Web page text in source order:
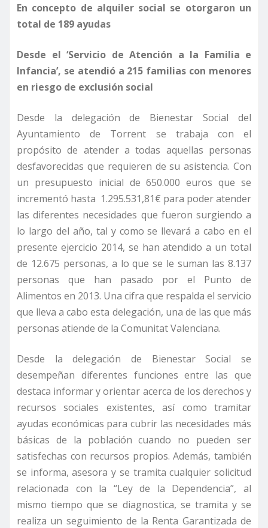
En concepto de alquiler social se otorgaron un
total de 189 ayudas
Desde el ‘Servicio de Atención a la Familia e
Infancia’, se atendió a 215 familias con menores
en riesgo de exclusión social
Desde la delegación de Bienestar Social del
Ayuntamiento de Torrent se trabaja con el
propósito de atender a todas aquellas personas
desfavorecidas que requieren de su asistencia. Con
un presupuesto inicial de 650.000 euros que se
incrementó hasta 1.295.531,81€ para poder atender
las diferentes necesidades que fueron surgiendo a
lo largo del año, tal y como se llevará a cabo en el
presente ejercicio 2014, se han atendido a un total
de 12.675 personas, a lo que se le suman las 8.137
personas que han pasado por el Punto de
Alimentos en 2013. Una cifra que respalda el servicio
que lleva a cabo esta delegación, una de las que más
personas atiende de la Comunitat Valenciana.
Desde la delegación de Bienestar Social se
desempeñan diferentes funciones entre las que
destaca informar y orientar acerca de los derechos y
recursos sociales existentes, así como tramitar
ayudas económicas para cubrir las necesidades más
básicas de la población cuando no pueden ser
satisfechas con recursos propios. Además, también
se informa, asesora y se tramita cualquier solicitud
relacionada con la “Ley de la Dependencia”, al
mismo tiempo que se diagnostica, se tramita y se
realiza un seguimiento de la Renta Garantizada de